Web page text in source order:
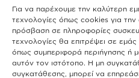
Για να παρέχουμε την καλύτερη
τεχνολογίες όπως cookies για
πρόσβαση σε πληροφορίες
τεχνολογίες θα επιτρέψει σε
όπως συμπεριφορά περιήγησης ή
αυτόν τον ιστότοπο. Η μη
συγκατάθεσης, μπορεί να
Join
Terms